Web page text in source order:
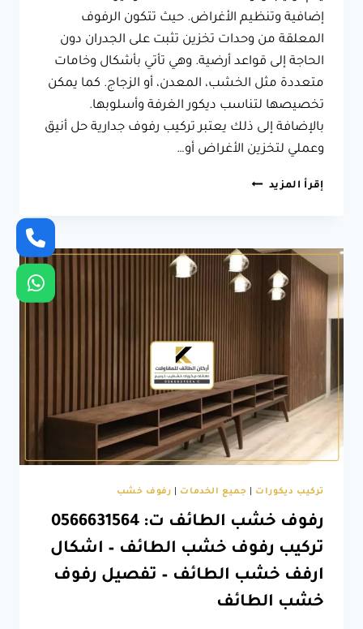
إضافية وتنظيم الأغراض. حيث تتكون الرفوف
المعلقة من وحدات تخزين تثبت على الجدران دون
الحاجة إلى قواعد أرضية. وهي تأتي بأشكال وخامات
متعددة مثل الخشب، المعدن، أو الزجاج. كما يمكن
تخصيصها لتناسب ديكور الغرفة وأسلوبها.
بالإضافة إلى ذلك يعتبر تركيب رفوف جدارية حل أنيق
وعملي لتخزين الأغراض أو…
إقرأ المزيد تركيب
ت:
0566631564
تركيب ديكورات جميع الخدمات رفوف خشب
رفوف خشب الطائف ت: 0566631564
تركيب رفوف خشب الطائف – اشكال
ارفف خشب الطائف – تفصيل رفوف
خشب الطائف